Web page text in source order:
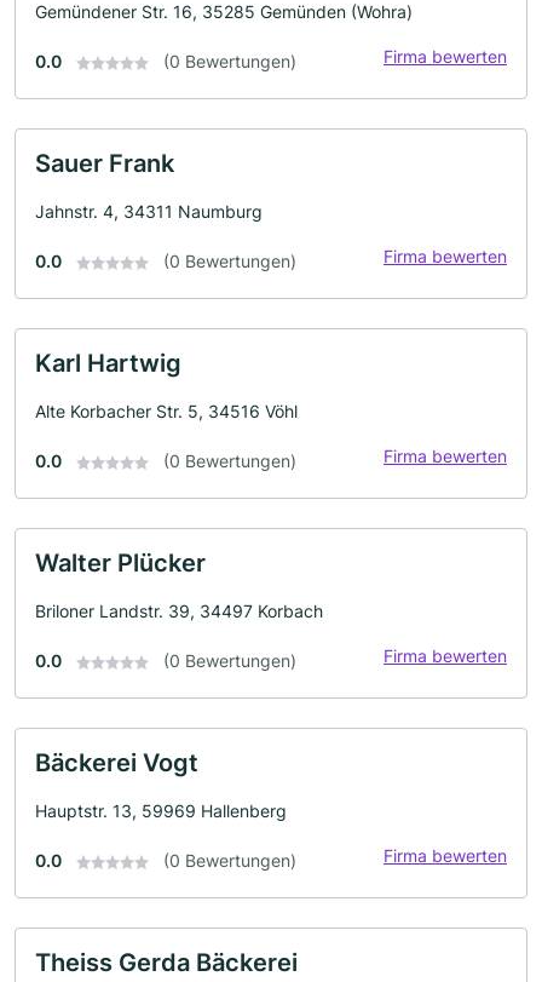
Gemündener Str. 16, 35285 Gemünden (Wohra)
0.0 (0 Bewertungen) Firma bewerten
Sauer Frank
Jahnstr. 4, 34311 Naumburg
0.0 (0 Bewertungen) Firma bewerten
Karl Hartwig
Alte Korbacher Str. 5, 34516 Vöhl
0.0 (0 Bewertungen) Firma bewerten
Walter Plücker
Briloner Landstr. 39, 34497 Korbach
0.0 (0 Bewertungen) Firma bewerten
Bäckerei Vogt
Hauptstr. 13, 59969 Hallenberg
0.0 (0 Bewertungen) Firma bewerten
Theiss Gerda Bäckerei